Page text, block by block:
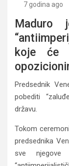
7 godina ago
Maduro
koje će
Predsednik
pobediti
državu.
Tokom
predsednika
sve